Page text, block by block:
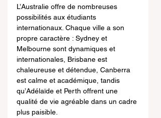
L’Australie offre de nombreuses
possibilités aux étudiants
internationaux. Chaque ville a son
propre caractère : Sydney et
Melbourne sont dynamiques et
internationales, Brisbane est
chaleureuse et détendue, Canberra
est calme et académique, tandis
qu’Adélaïde et Perth offrent une
qualité de vie agréable dans un cadre
plus paisible.